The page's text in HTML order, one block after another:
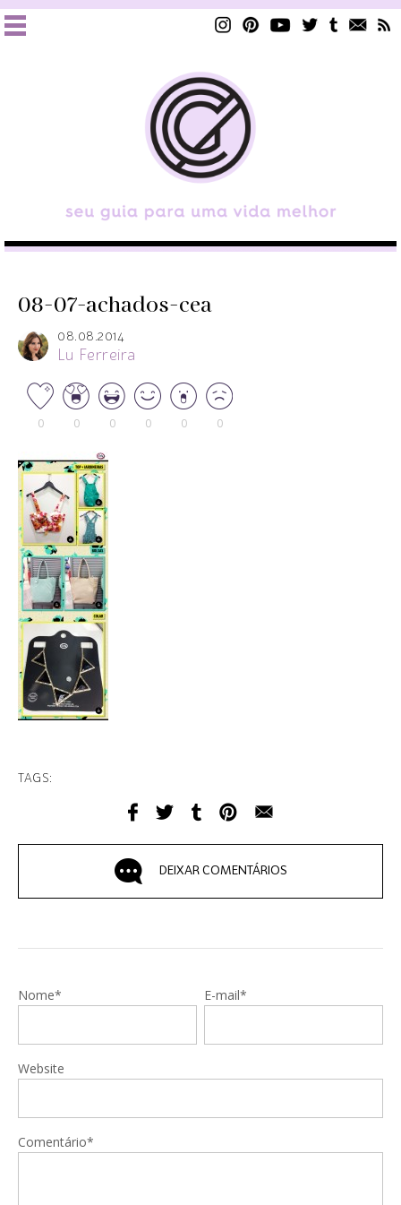
08-07-achados-cea
08.08.2014
Lu Ferreira
0 0 0 0 0 0
TAGS:
DEIXAR COMENTÁRIOS
Nome* E-mail*
Website
Comentário*